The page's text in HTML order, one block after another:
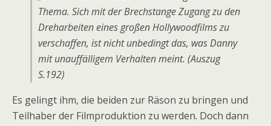
Thema. Sich mit der Brechstange Zugang zu den
Dreharbeiten eines großen Hollywoodfilms zu
verschaffen, ist nicht unbedingt das, was Danny
mit unauffälligem Verhalten meint. (Auszug
S.192)
Es gelingt ihm, die beiden zur Räson zu bringen und
Teilhaber der Filmproduktion zu werden. Doch dann